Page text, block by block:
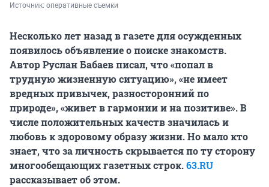
Источник: оперативные съемки
Несколько лет назад в газете для осужденных
появилось объявление о поиске знакомств.
Автор Руслан Бабаев писал, что «попал в
трудную жизненную ситуацию», «не имеет
вредных привычек, разносторонний по
природе», «живет в гармонии и на позитиве». В
числе положительных качеств значилась и
любовь к здоровому образу жизни. Но мало кто
знает, что за личность скрывается по ту сторону
многообещающих газетных строк.63.RU
рассказывает об этом.